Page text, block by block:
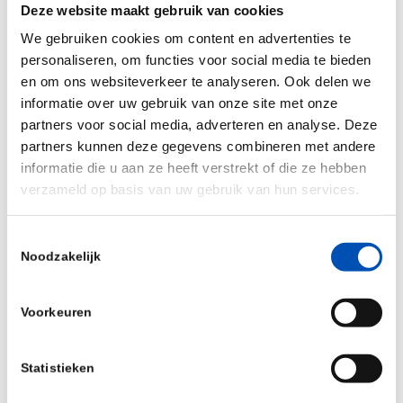
Deze website maakt gebruik van cookies
We gebruiken cookies om content en advertenties te
personaliseren, om functies voor social media te bieden
en om ons websiteverkeer te analyseren. Ook delen we
informatie over uw gebruik van onze site met onze
partners voor social media, adverteren en analyse. Deze
partners kunnen deze gegevens combineren met andere
informatie die u aan ze heeft verstrekt of die ze hebben
verzameld op basis van uw gebruik van hun services.
Noodzakelijk
Voorkeuren
Statistieken
van behandelopties voor COVID-19 graag
stimuleren. Ik ben daarom blij met de
betrokkenheid van deze deskundigen en hun
bereidwilligheid om hun expertise op dit vlak in te
zetten.”
Leden van het onafhankelijke Adviespanel zijn:
Voorzitter: Prof. dr F.R. Rosendaal (NFU, LUMC)
Prof. dr. J.M.A. van Gerven (CCMO)
Prof. dr. H.G.M. Leufkens (Universiteit Utrecht)
Prof. dr. M.G.M. Olde Rikkert (Radboudumc)